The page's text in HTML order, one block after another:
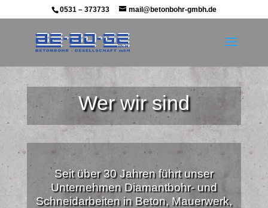
0531 – 373733 mail@betonbohr-gmbh.de
Wer wir sind
Seit über 30 Jahren führt unser
Unternehmen Diamantbohr- und
Schneidarbeiten in Beton, Mauerwerk,